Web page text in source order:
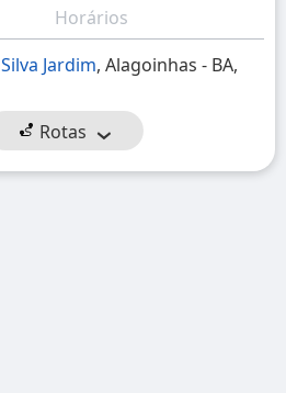
Horários
Silva Jardim, Alagoinhas - BA,
Rotas